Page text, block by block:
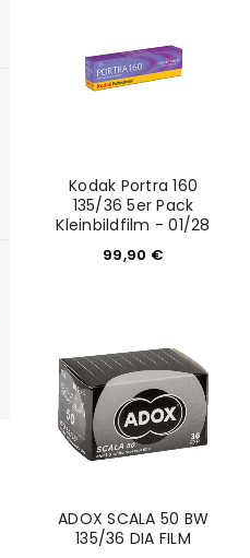
E-Mail-Adresse
geschützt durch
WP
Angemeldet
Kodak Portra 160
135/36 5er Pack
Kleinbildfilm - 01/28
99,90 €
ADOX SCALA 50 BW
135/36 DIA FILM